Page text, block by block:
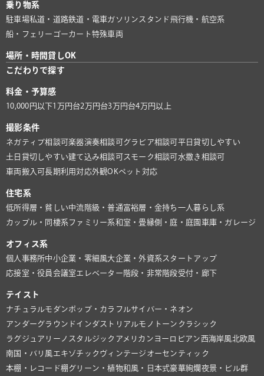
乗り物系
駐車場私道・道路鉄道・電車 ガソリンスタンド 飛行機・航空系
船・フェリー ゴーカート特殊車両
場所・時間貸しOK
こだわりで探す
料金・予算感
10,000円以下1万円台2万円台3万円台4万円以上
撮影条件
ネガティブ相談可楽器演奏相談可 グラビア相談可 平日貸切しやすい
土日貸切しやすい建て込み相談可 スモーク相談可 水撒き相談可
車両搬入可長期利用対応外観OKペット対応
住宅系
低所得層・貧しい中流階級・普通富裕層・金持ち 一人暮らし系
カップル・同棲系ファミリー系和室・畳縁側・庭・庭園 車庫・ガレージ
オフィス系
個人事務所中小企業・零細風大企業・外資系スタートアップ
応接室・役員会議室 エレベーター 階段・非常階段受付・廊下
テイスト
ナチュラルモダンポップ・カラフルサイバー・ネオン
アンダーグラウンド インダストリアルモノトーン クラシック
ラグジュアリー ノスタルジック アメリカン ヨーロピアン 西海岸風北欧風
南国・バリ風 エキゾチック ヴィンテージ オーセンティック
本棚・レコード棚グリーン・植物和風・日本式豪華絢爛夜景・ビル群